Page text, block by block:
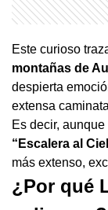
Este curioso
montañas de
despierta
extensa
Es decir,
“Escalera al
más extenso,
¿Por qué